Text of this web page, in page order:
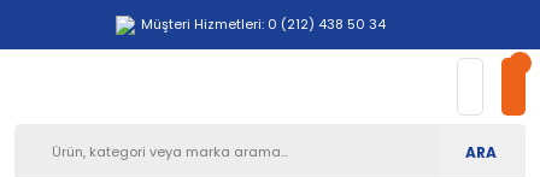
Müşteri Hizmetleri: 0 (212) 438 50 34
ARA